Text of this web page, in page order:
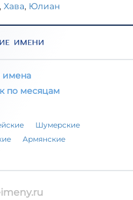
, Хава, Юлиан
имена
по месяцам
Шумерские
Армянские